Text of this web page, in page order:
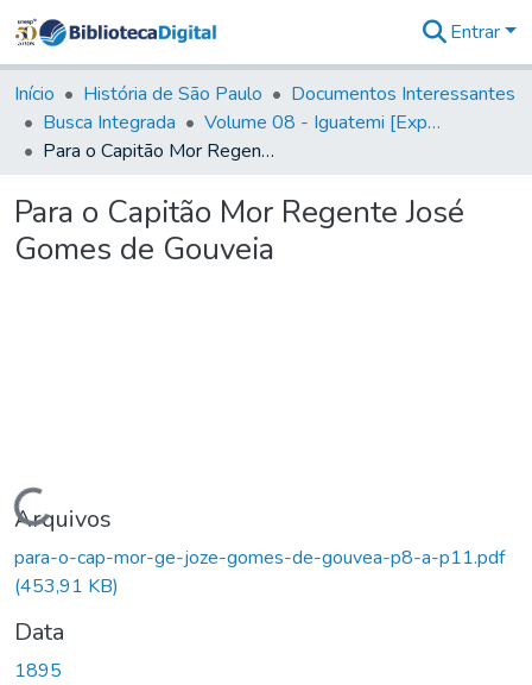
&
Coleções
Tudo na
Biblioteca
Estatísticas
Entrar
Início História de São Paulo
Documentos Interessantes
Busca Integrada
Volume 08 - Iguatemi [Expedições para proteção e sustento]
Para o Capitão Mor Regente José Gomes de Gouveia
Para o Capitão Mor Regente José
Gomes de Gouveia
Carregando...
Arquivos
para-o-cap-mor-ge-joze-gomes-de-gouvea-p8-a-p11.pdf
(453,91 KB)
Data
1895